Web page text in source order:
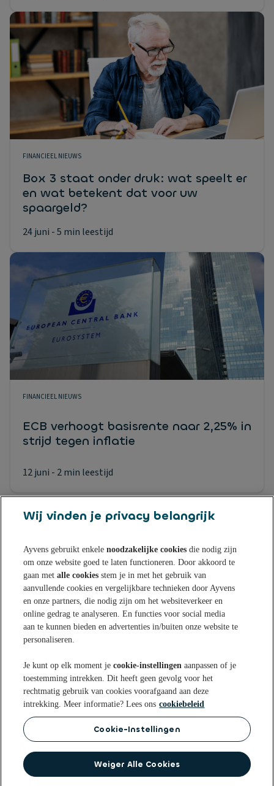
FINANCIEEL NIEUWS
Box 3 staat onder druk: wat speelt er
en wat betekent dat voor uw
spaargeld?
24 juni - 5 min leestijd
FINANCIEEL NIEUWS
ECB verhoogt basisrente naar 2,25% in
strijd tegen inflatie
12 juni - 2 min leestijd
Sparen bij Ayvens Bank
Onze Online Spaarrekening
Onze Spaarvormen
Onze Sparen App
Actuele rentestanden
Open een Spaarrekening
Tips & Inspiratie
Nieuws
Aanmelden nieuwsbrief
Over ons
Duurzaamheid
Voorwaarden
Klantenservice
Veelgestelde vragen
Identificatie bij Ayvens Bank
Veilig Bankieren
Privacy statement PrivacyrechtenCookie
Op de hoogte blijven? Volg ons op
Wij vinden je privacy belangrijk
Ayvens gebruikt enkelenoodzakelijke cookies die nodig zijn
om onze website goed te laten functioneren. Door akkoord te
gaan metalle cookies stem je in met het gebruik van
aanvullende cookies en vergelijkbare technieken door Ayvens
en onze partners, die nodig zijn om het websiteverkeer en
online gedrag te analyseren. En functies voor social media
aan te kunnen bieden en advertenties in/buiten onze website te
personaliseren.
Je kunt op elk moment jecookie-instellingen aanpassen of je
toestemming intrekken. Dit heeft geen gevolg voor het
rechtmatig gebruik van cookies voorafgaand aan deze
intrekking. Meer informatie? Lees ons cookiebeleid
Cookie-Instellingen
Weiger Alle Cookies